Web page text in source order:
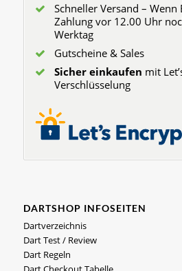
Schneller Versand –
Zahlung vor 12.00 Uhr
Werktag
Gutscheine & Sales
Sicher einkaufen mit
Verschlüsselung
DARTSHOP INFOSEITEN
Dartverzeichnis
Dart Test / Review
Dart Regeln